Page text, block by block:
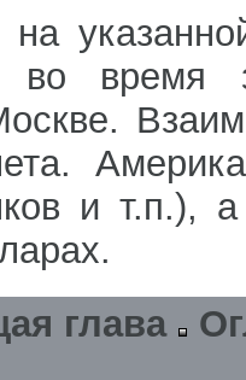
на
время
и т.п.),
глава